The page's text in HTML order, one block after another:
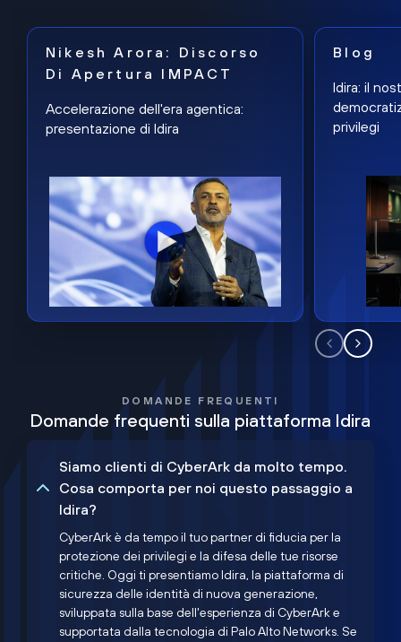
Nikesh Arora: Discorso
Di Apertura IMPACT
Accelerazione dell'era agentica:
presentazione di Idira
Blog
Idira: il
privilegi
DOMANDE FREQUENTI
Domande frequenti sulla piattaforma Idira
Siamo clienti di CyberArk da molto tempo.
Cosa comporta per noi questo passaggio a
Idira?
CyberArk è da tempo il tuo partner di fiducia per la
protezione dei privilegi e la difesa delle tue risorse
critiche. Oggi ti presentiamo Idira, la piattaforma di
sicurezza delle identità di nuova generazione,
sviluppata sulla base dell'esperienza di CyberArk e
supportata dalla tecnologia di Palo Alto Networks. Se